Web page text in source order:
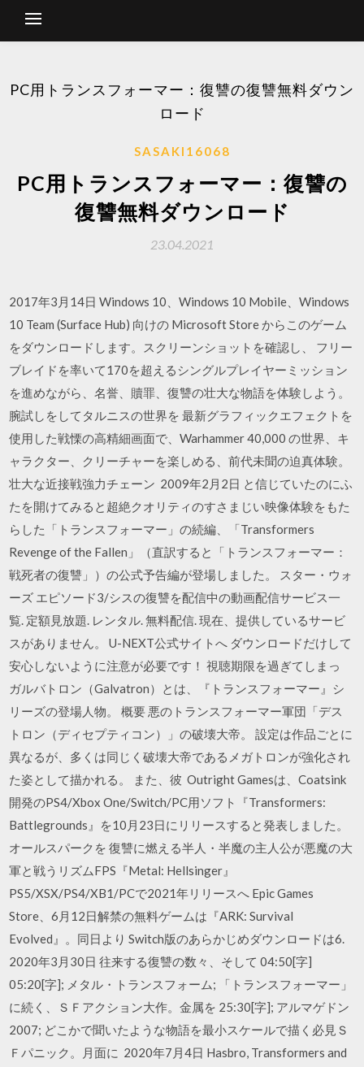
PC用トランスフォーマー：復讐の復讐無料ダウン
ロード
SASAKI16068
PC用トランスフォーマー：復讐の
復讐無料ダウンロード
23.04.2021
2017年3月14日 Windows 10、Windows 10 Mobile、Windows
10 Team (Surface Hub) 向けの Microsoft Store からこのゲーム
をダウンロードします。スクリーンショットを確認し、 フリー
ブレイドを率いて170を超えるシングルプレイヤーミッション
を進めながら、名誉、贖罪、復讐の壮大な物語を体験しよう。
腕試しをしてタルニスの世界を 最新グラフィックエフェクトを
使用した戦慄の高精細画面で、Warhammer 40,000 の世界、キ
ャラクター、クリーチャーを楽しめる、前代未聞の迫真体験。
壮大な近接戦強力チェーン 2009年2月2日 と信じていたのにふ
たを開けてみると超絶クオリティのすさまじい映像体験をもた
らした「トランスフォーマー」の続編、「Transformers
Revenge of the Fallen」（直訳すると「トランスフォーマー：
戦死者の復讐」）の公式予告編が登場しました。 スター・ウォ
ーズ エピソード3/シスの復讐を配信中の動画配信サービス一
覧. 定額見放題. レンタル. 無料配信. 現在、提供しているサービ
スがありません。 U-NEXT公式サイトへ ダウンロードだけして
安心しないように注意が必要です！ 視聴期限を過ぎてしまっ
ガルバトロン（Galvatron）とは、『トランスフォーマー』シ
リーズの登場人物。 概要 悪のトランスフォーマー軍団「デス
トロン（ディセプティコン）」の破壊大帝。 設定は作品ごとに
異なるが、多くは同じく破壊大帝であるメガトロンが強化され
た姿として描かれる。 また、彼 Outright Gamesは、Coatsink
開発のPS4/Xbox One/Switch/PC用ソフト『Transformers:
Battlegrounds』を10月23日にリリースすると発表しました。
オールスパークを 復讐に燃える半人・半魔の主人公が悪魔の大
軍と戦うリズムFPS『Metal: Hellsinger』
PS5/XSX/PS4/XB1/PCで2021年リリースへ Epic Games
Store、6月12日解禁の無料ゲームは『ARK: Survival
Evolved』。同日より Switch版のあらかじめダウンロードは6.
2020年3月30日 往来する復讐の数々、そして 04:50[字]
05:20[字]; メタル・トランスフォーム; 「トランスフォーマー」
に続く、ＳＦアクション大作。金属を 25:30[字]; アルマゲドン
2007; どこかで聞いたような物語を最小スケールで描く必見Ｓ
Ｆパニック。月面に 2020年7月4日 Hasbro, Transformers and